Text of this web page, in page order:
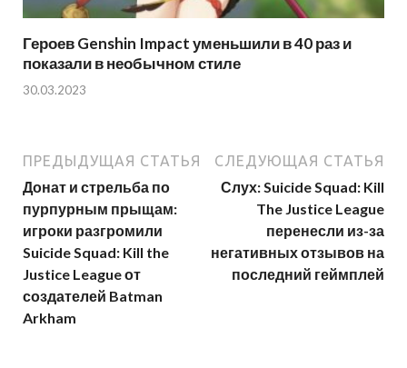
Героев Genshin Impact уменьшили в 40 раз и
показали в необычном стиле
30.03.2023
ПРЕДЫДУЩАЯ СТАТЬЯ
Донат и стрельба по
пурпурным прыщам:
игроки разгромили
Suicide Squad: Kill the
Justice League от
создателей Batman
Arkham
СЛЕДУЮЩАЯ СТАТЬЯ
Слух: Suicide Squad: Kill
The Justice League
перенесли из-за
негативных отзывов на
последний геймплей